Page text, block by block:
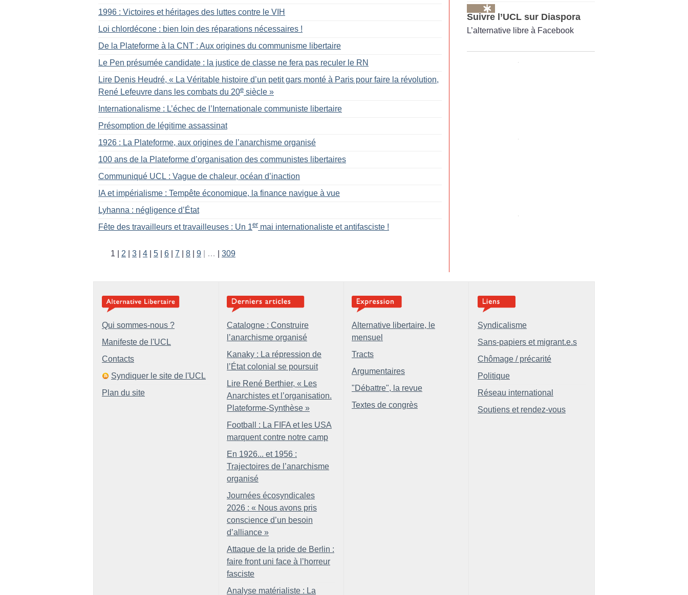
1996 : Victoires et héritages des luttes contre le VIH
Loi chlordécone : bien loin des réparations nécessaires !
De la Plateforme à la CNT : Aux origines du communisme libertaire
Le Pen présumée candidate : la justice de classe ne fera pas reculer le RN
Lire Denis Heudré, « La Véritable histoire d’un petit gars monté à Paris pour faire la révolution,
René Lefeuvre dans les combats du 20e siècle »
Internationalisme : L’échec de l’Internationale communiste libertaire
Présomption de légitime assassinat
1926 : La Plateforme, aux origines de l’anarchisme organisé
100 ans de la Plateforme d’organisation des communistes libertaires
Communiqué UCL : Vague de chaleur, océan d’inaction
IA et impérialisme : Tempête économique, la finance navigue à vue
Lyhanna : négligence d’État
Fête des travailleurs et travailleuses : Un 1er mai internationaliste et antifasciste !
1 2 3 4 5 6 7 8 9 … 309
Suivre l’UCL sur Diaspora
L’alternative libre à Facebook
Qui sommes-nous ?
Manifeste de l'UCL
Contacts
Syndiquer le site de l'UCL
Plan du site
Catalogne : Construire
l’anarchisme organisé
Kanaky : La répression de
l’État colonial se poursuit
Lire René Berthier, « Les
Anarchistes et l’organisation.
Plateforme-Synthèse »
Football : La FIFA et les USA
marquent contre notre camp
En 1926... et 1956 :
Trajectoires de l’anarchisme
organisé
Journées écosyndicales
2026 : « Nous avons pris
conscience d’un besoin
d’alliance »
Attaque de la pride de Berlin :
faire front uni face à l’horreur
fasciste
Analyse matérialiste : La
Alternative libertaire, le
mensuel
Tracts
Argumentaires
"Débattre", la revue
Textes de congrès
Syndicalisme
Sans-papiers et migrant.e.s
Chômage / précarité
Politique
Réseau international
Soutiens et rendez-vous